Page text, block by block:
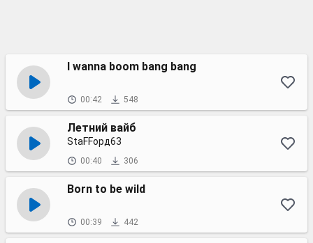
I wanna boom bang bang
00:42 548
Летний вайб
StaFFорд63
00:40 306
Born to be wild
00:39 442